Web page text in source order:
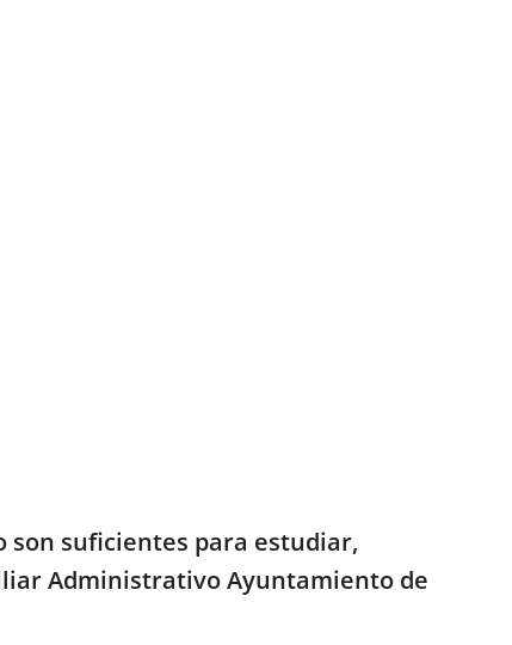
son suficientes para estudiar,
Administrativo Ayuntamiento de